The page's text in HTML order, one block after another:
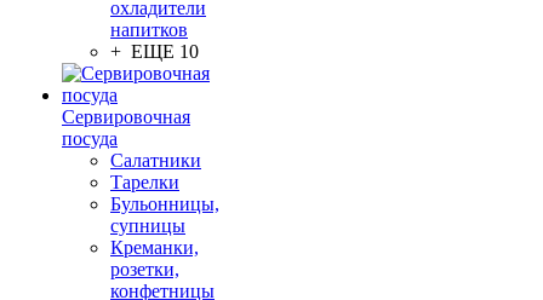
охладители
напитков
+ ЕЩЕ 10
Сервировочная
посуда
Салатники
Тарелки
Бульонницы,
супницы
Креманки,
розетки,
конфетницы